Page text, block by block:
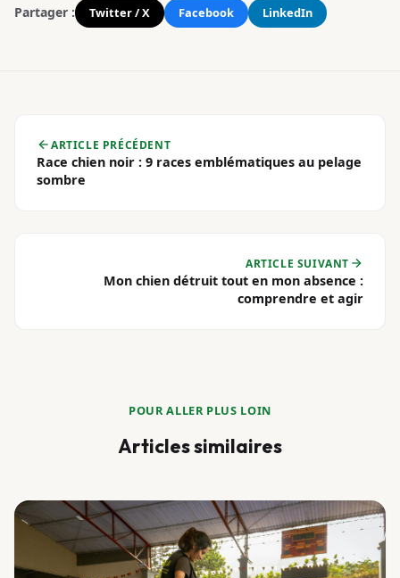
Partager : Twitter / X Facebook LinkedIn
ARTICLE PRÉCÉDENT
Race chien noir : 9 races emblématiques au pelage
sombre
ARTICLE SUIVANT
Mon chien détruit tout en mon absence :
comprendre et agir
POUR ALLER PLUS LOIN
Articles similaires